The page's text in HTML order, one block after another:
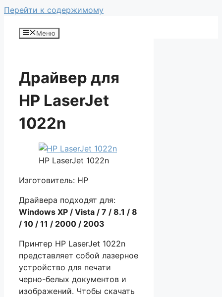
Перейти к содержимому
Меню
Драйвер для
HP LaserJet
1022n
HP LaserJet 1022n
Изготовитель: HP
Драйвера подходят для:
Windows XP / Vista / 7 / 8.1 / 8
/ 10 / 11 / 2000 / 2003
Принтер HP LaserJet 1022n
представляет собой лазерное
устройство для печати
черно-белых документов и
изображений. Чтобы скачать